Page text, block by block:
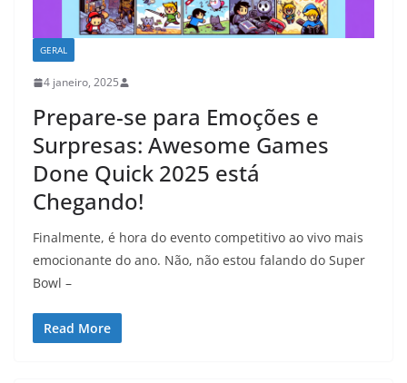
GERAL
4 janeiro, 2025
Prepare-se para Emoções e
Surpresas: Awesome Games
Done Quick 2025 está
Chegando!
Finalmente, é hora do evento competitivo ao vivo mais
emocionante do ano. Não, não estou falando do Super
Bowl –
Read More